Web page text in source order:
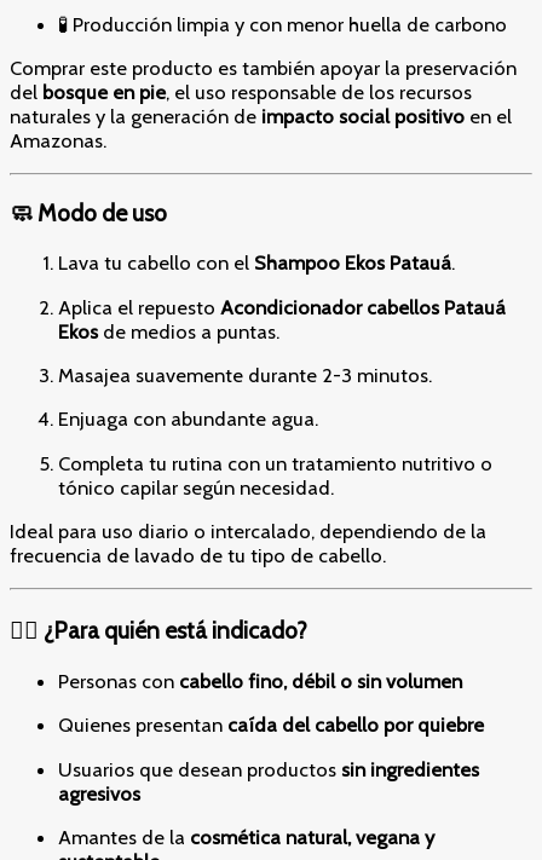
🧪 Producción limpia y con menor huella de carbono
Comprar este producto es también apoyar la preservación
del bosque en pie, el uso responsable de los recursos
naturales y la generación de impacto social positivo en el
Amazonas.
🧼 Modo de uso
Lava tu cabello con el Shampoo Ekos Patauá.
Aplica el repuesto Acondicionador cabellos Patauá
Ekos de medios a puntas.
Masajea suavemente durante 2-3 minutos.
Enjuaga con abundante agua.
Completa tu rutina con un tratamiento nutritivo o
tónico capilar según necesidad.
Ideal para uso diario o intercalado, dependiendo de la
frecuencia de lavado de tu tipo de cabello.
👩‍⚕️ ¿Para quién está indicado?
Personas con cabello fino, débil o sin volumen
Quienes presentan caída del cabello por quiebre
Usuarios que desean productos sin ingredientes
agresivos
Amantes de la cosmética natural, vegana y